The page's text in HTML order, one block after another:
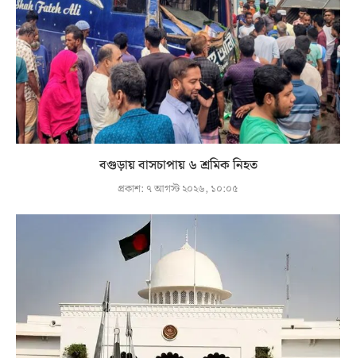
বগুড়ায় বাসচাপায় ৬ শ্রমিক নিহত
প্রকাশ: ৭ আগস্ট ২০২৬, ১০:০৫